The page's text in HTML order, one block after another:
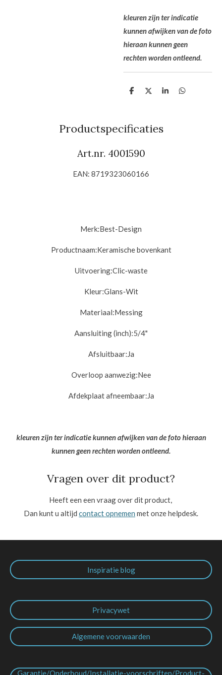
kleuren zijn ter indicatie
kunnen afwijken van de foto
hieraan kunnen geen
rechten worden ontleend.
D
n
D
S
D
Productspecificaties
Art.nr. 4001590
EAN: 8719323060166
Merk:Best-Design
Productnaam:Keramische bovenkant
Uitvoering:Clic-waste
Kleur:Glans-Wit
Materiaal:Messing
Aansluiting (inch):5/4"
Afsluitbaar:Ja
Overloop aanwezig:Nee
Afdekplaat afneembaar:Ja
kleuren zijn ter indicatie kunnen afwijken van de foto hieraan
kunnen geen rechten worden ontleend.
Vragen over dit product?
Heeft een een vraag over dit product,
Dan kunt u altijd contact opnemen met onze helpdesk.
Inspiratie blog
Privacywet
Algemene voorwaarden
Garantie/Onderhoud/Installatie-voorschriften/Product-